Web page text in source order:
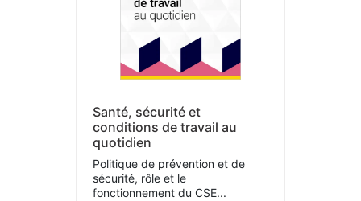
Santé, sécurité et
conditions de travail au
quotidien
Politique de prévention et de
sécurité, rôle et le
fonctionnement du CSE...